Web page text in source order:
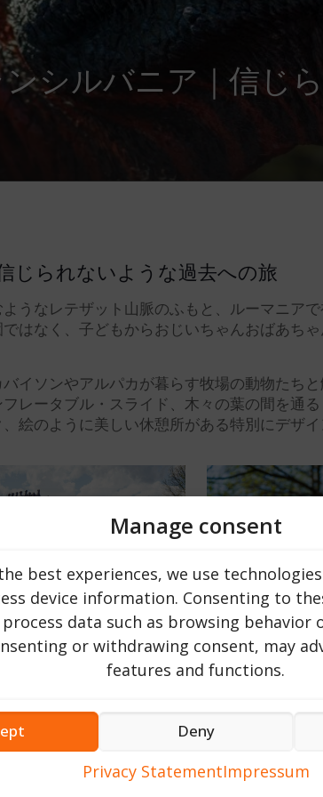
Manage consent
best experiences, we use
device information. Consenting to
data such as browsing behavior
or withdrawing consent, may
features and functions.
Deny
Privacy StatementImpressum
シルバニア｜信じ
じられないような過去への旅
うなレテザット山脈のふもと、ルーマニア
はなく、子どもからおじいちゃんおばあち
イソンやアルパカが暮らす牧場の動物たち
レータブル・スライド、木々の葉の間を通
絵のように美しい休憩所がある特別にデザ
ストランでは、地元の食材を情熱をもって調
ません。私たちの目標は、この場所を自然と
ャンプ場が楽しめるようになるでしょう。私